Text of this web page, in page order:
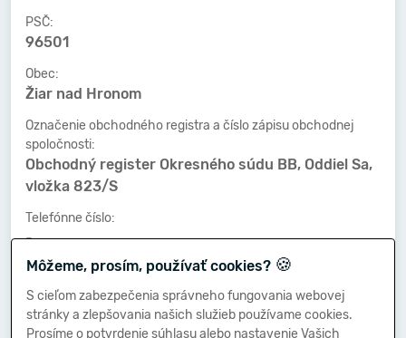
PSČ:
96501
Obec:
Žiar nad Hronom
Označenie obchodného registra a číslo zápisu obchodnej
spoločnosti:
Obchodný register Okresného súdu BB, Oddiel Sa,
vložka 823/S
Telefónne číslo:
-
Faxové číslo:
-
E-mailová adresa:
Môžeme, prosím, používať cookies? 🍪
S cieľom zabezpečenia správneho fungovania webovej
stránky a zlepšovania našich služieb používame cookies.
Prosíme o potvrdenie súhlasu alebo nastavenie Vašich